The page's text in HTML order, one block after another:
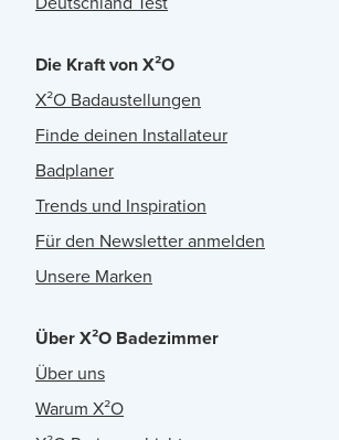
Die Kraft von X²O
X²O Badaustellungen
Finde deinen Installateur
Badplaner
Trends und Inspiration
Für den Newsletter anmelden
Unsere Marken
Über X²O Badezimmer
Über uns
Warum X²O